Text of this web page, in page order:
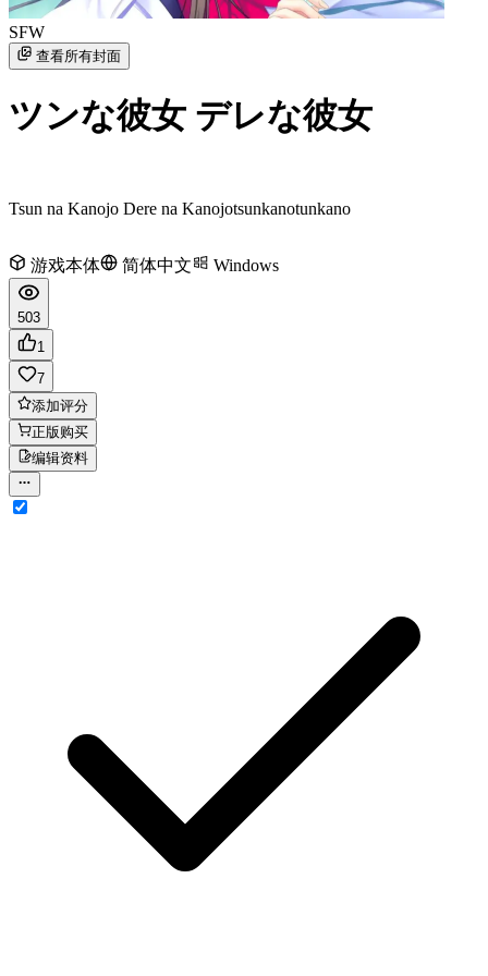
SFW
查看所有封面
ツンな彼女 デレな彼女
Tsun na Kanojo Dere na Kanojotsunkanotunkano
游戏本体 简体中文 Windows
503
1
7
添加评分
正版购买
编辑资料